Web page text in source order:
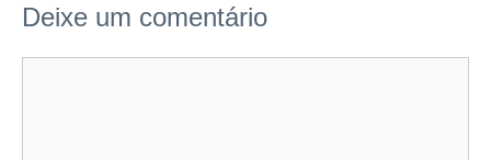
Deixe um comentário